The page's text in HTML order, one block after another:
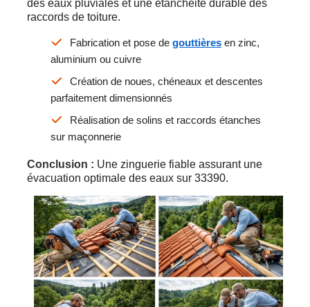
des eaux pluviales et une étanchéité durable des
raccords de toiture.
Fabrication et pose de gouttières en zinc,
aluminium ou cuivre
Création de noues, chéneaux et descentes
parfaitement dimensionnés
Réalisation de solins et raccords étanches
sur maçonnerie
Conclusion : Une zinguerie fiable assurant une
évacuation optimale des eaux sur 33390.